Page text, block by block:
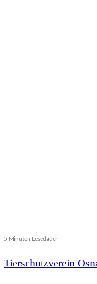
5 Minuten Lesedauer
Tierschutzverein